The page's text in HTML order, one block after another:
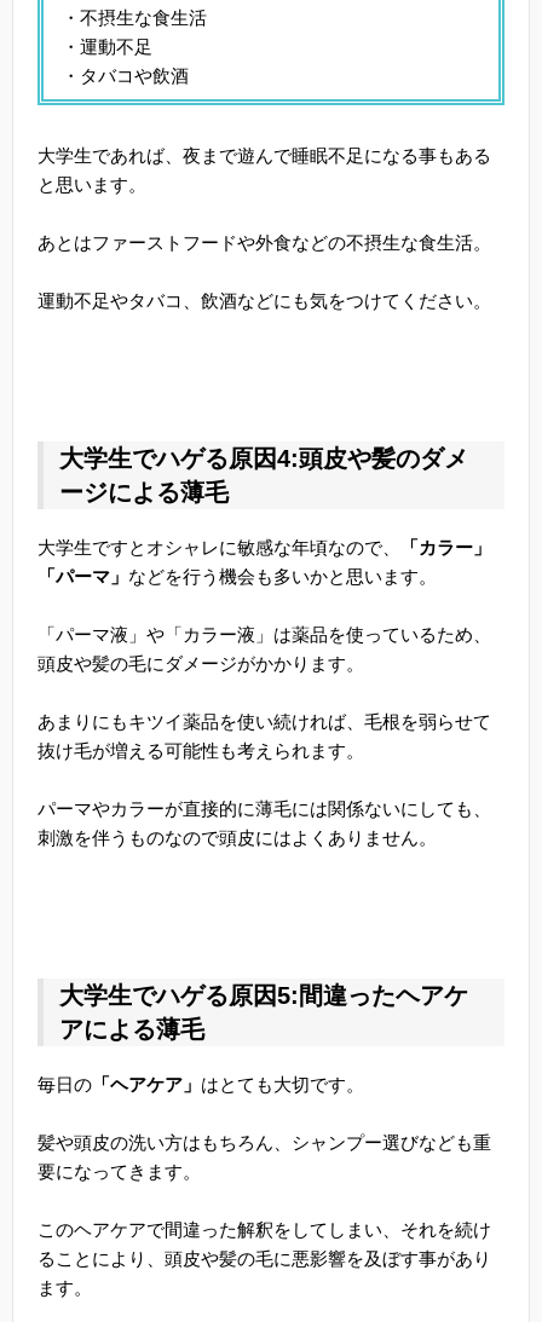
・不摂生な食生活
・運動不足
・タバコや飲酒
大学生であれば、夜まで遊んで睡眠不足になる事もある
と思います。
あとはファーストフードや外食などの不摂生な食生活。
運動不足やタバコ、飲酒などにも気をつけてください。
大学生でハゲる原因4:頭皮や髪のダメ
ージによる薄毛
大学生ですとオシャレに敏感な年頃なので、
「カラー」
「パーマ」 などを行う機会も多いかと思います。
「パーマ液」や「カラー液」は薬品を使っているため、
頭皮や髪の毛にダメージがかかります。
あまりにもキツイ薬品を使い続ければ、毛根を弱らせて
抜け毛が増える可能性も考えられます。
パーマやカラーが直接的に薄毛には関係ないにしても、
刺激を伴うものなので頭皮にはよくありません。
大学生でハゲる原因5:間違ったヘアケ
アによる薄毛
毎日の 「ヘアケア」 はとても大切です。
髪や頭皮の洗い方はもちろん、シャンプー選びなども重
要になってきます。
このヘアケアで間違った解釈をしてしまい、それを続け
ることにより、頭皮や髪の毛に悪影響を及ぼす事があり
ます。